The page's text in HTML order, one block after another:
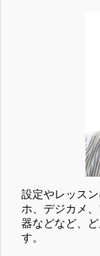
設定やレッス
ホ、デジカメ
器などなど、
す。